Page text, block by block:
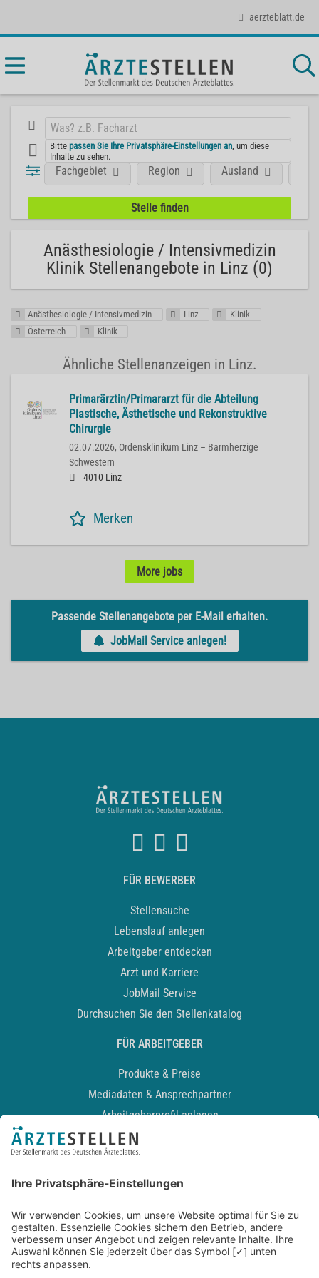
aerzteblatt.de
Bittepassen Sie Ihre Privatsphäre-Einstellungen an , um diese
Inhalte zu sehen.
Fachgebiet Region Ausland
Anästhesiologie / Intensivmedizin
Klinik Stellenangebote in Linz (0)
Anästhesiologie / Intensivmedizin Linz
Klinik
Österreich
Klinik
Ähnliche Stellenanzeigen in Linz.
Primarärztin/Primararzt für die Abteilung
Plastische, Ästhetische und Rekonstruktive
Chirurgie
02.07.2026, Ordensklinikum Linz – Barmherzige
Schwestern
4010 Linz
Merken
More jobs
Passende Stellenangebote per E-Mail erhalten.
JobMail Service anlegen!
FÜR BEWERBER
Stellensuche
Lebenslauf anlegen
Arbeitgeber entdecken
Arzt und Karriere
JobMail Service
Durchsuchen Sie den Stellenkatalog
FÜR ARBEITGEBER
Produkte & Preise
Mediadaten & Ansprechpartner
Arbeitgeberprofil anlegen
Recruiting-Podcast
Kontakt
Datenschutz
Newsletter